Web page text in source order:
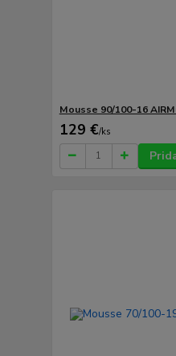
Mousse 90/100-16
129 €/ks